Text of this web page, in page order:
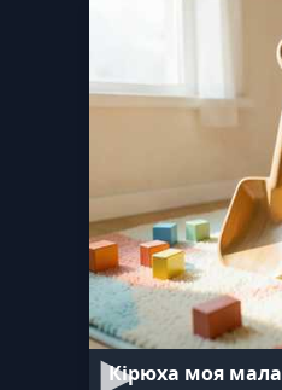
Кірюха моя мала